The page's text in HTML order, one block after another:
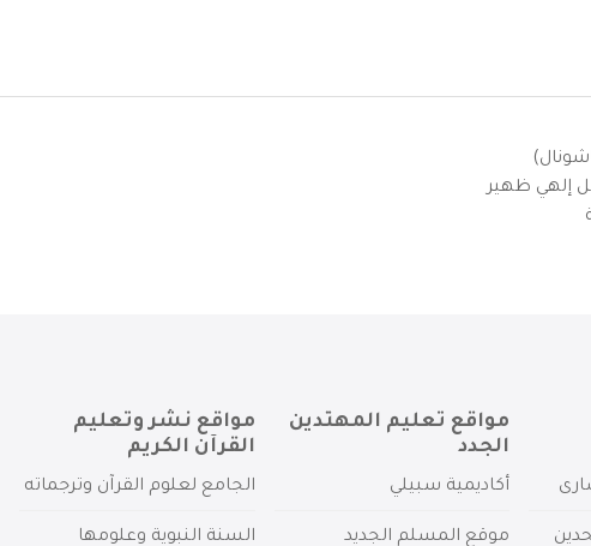
إلهي ظهير
مواقع تعليم المهتدين
الجدد
أكاديمية سبيلي
موقع المسلم الجديد
مواقع نشر وتعليم
القرآن الكريم
الجامع لعلوم القرآن وترجماته
السنة النبوية وعلومها